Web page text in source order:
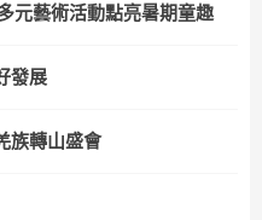
元藝術活動點亮暑期童趣
發展
族轉山盛會